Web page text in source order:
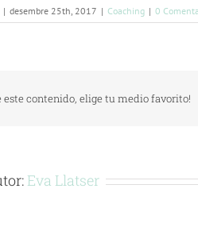
| desembre 25th, 2017 | Coaching | 0
este contenido, elige tu medio favorito!
Eva Llatser